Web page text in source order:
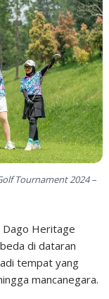
Tournament 2024 –
Dago Heritage
di dataran
tempat yang
mancanegara.